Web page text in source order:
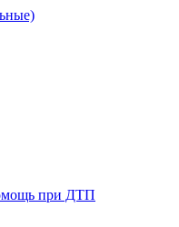
при ДТП